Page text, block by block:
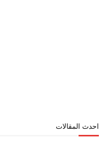
احدث المقالات